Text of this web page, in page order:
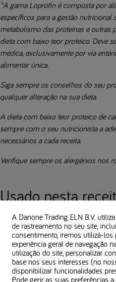
*A gama Loprofin é composta por
específicos para a gestão nutricional
metabolismo das proteínas e outras
dieta com baixo teor proteico. Deve
médica, exclusivamente por via
alimentar única.
Siga sempre os conselhos do seu
qualquer alteração na sua dieta.
A dieta com baixo teor proteico de
sempre com o seu nutricionista a
necessários a cada receita.
Verifique sempre os alergénios nos
Usado nesta
Loprofin
A Danone Trading ELN B.V.
de rastreamento no seu site,
consentimento, iremos utilizá-los
experiência geral de navegação
utilização do site, personalizar
base nos seus interesses (no
disponibilizar funcionalidades
Pode gerir as suas preferências